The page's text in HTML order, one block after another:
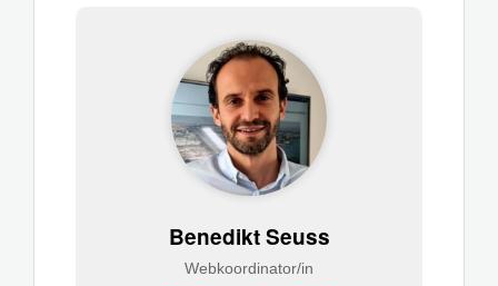
Benedikt Seuss
Webkoordinator/in